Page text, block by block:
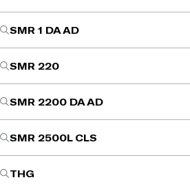
SMR 1 DA AD
SMR 220
SMR 2200 DA AD
SMR 2500L CLS
THG